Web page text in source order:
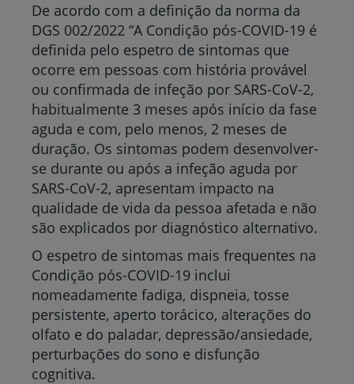
De acordo com a definição da norma da
DGS 002/2022 “A Condição pós-COVID-19 é
definida pelo espetro de sintomas que
ocorre em pessoas com história provável
ou confirmada de infeção por SARS-CoV-2,
habitualmente 3 meses após início da fase
aguda e com, pelo menos, 2 meses de
duração. Os sintomas podem desenvolver-
se durante ou após a infeção aguda por
SARS-CoV-2, apresentam impacto na
qualidade de vida da pessoa afetada e não
são explicados por diagnóstico alternativo.
O espetro de sintomas mais frequentes na
Condição pós-COVID-19 inclui
nomeadamente fadiga, dispneia, tosse
persistente, aperto torácico, alterações do
olfato e do paladar, depressão/ansiedade,
perturbações do sono e disfunção
cognitiva.